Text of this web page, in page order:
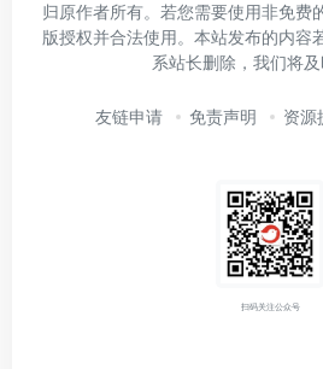
归原作者所有。若您需要使用非免费
版授权并合法使用。本站发布的内容
系站长删除，我们将及
友链申请 免责声明 资源
扫码关注公众号